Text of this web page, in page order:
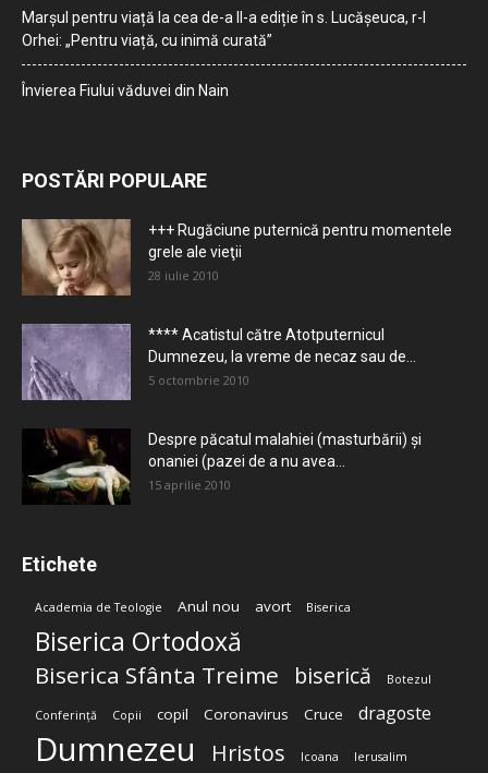
Marșul pentru viață la cea de-a II-a ediție în s. Lucășeuca, r-l
Orhei: „Pentru viață, cu inimă curată”
Învierea Fiului văduvei din Nain
POSTĂRI POPULARE
+++ Rugăciune puternică pentru momentele
grele ale vieţii
28 iulie 2010
**** Acatistul către Atotputernicul
Dumnezeu, la vreme de necaz sau de...
5 octombrie 2010
Despre păcatul malahiei (masturbării) şi
onaniei (pazei de a nu avea...
15 aprilie 2010
Etichete
Academia de Teologie Anul nou avort Biserica
Biserica Ortodoxă
Biserica Sfânta Treime biserică Botezul
Conferință Copii copil Coronavirus Cruce dragoste
Dumnezeu Hristos Icoana Ierusalim